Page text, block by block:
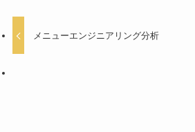
メニューエンジニアリング分析